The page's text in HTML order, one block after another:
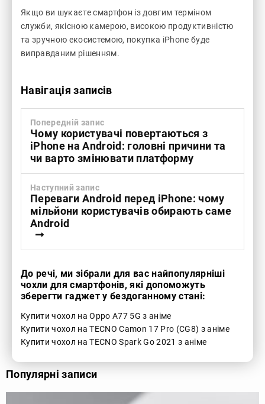
Якщо ви шукаєте смартфон із довгим терміном
служби, якісною камерою, високою продуктивністю
та зручною екосистемою, покупка iPhone буде
виправданим рішенням.
Навігація записів
Попередній запис
Чому користувачі повертаються з
iPhone на Android: головні причини та
чи варто змінювати платформу
Наступний запис
Переваги Android перед iPhone: чому
мільйони користувачів обирають саме
Android
До речі, ми зібрали для вас найпопулярніші
чохли для смартфонів, які допоможуть
зберегти гаджет у бездоганному стані:
Купити чохол на Oppo A77 5G з аніме
Купити чохол на TECNO Camon 17 Pro (CG8) з аніме
Купити чохол на TECNO Spark Go 2021 з аніме
Популярні записи